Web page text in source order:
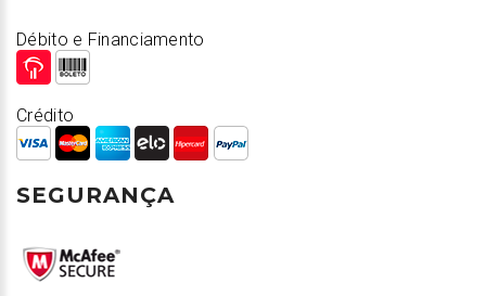
Débito e Financiamento
Crédito
SEGURANÇA